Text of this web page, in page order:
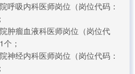
呼吸内科医师岗位（岗位代码：
肿瘤血液科医师岗位（岗位代
；
神经内科医师岗位（岗位代码：